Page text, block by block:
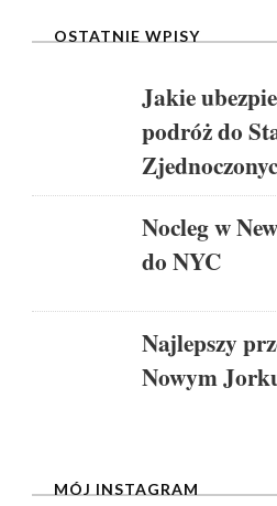
OSTATNIE WPISY
Jakie
podróż do
Nocleg w
do NYC
Najlepszy
Nowym
MÓJ INSTAGRAM